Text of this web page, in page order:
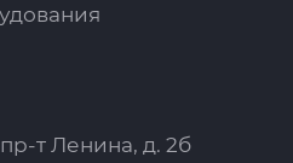
т Ленина, д. 2б